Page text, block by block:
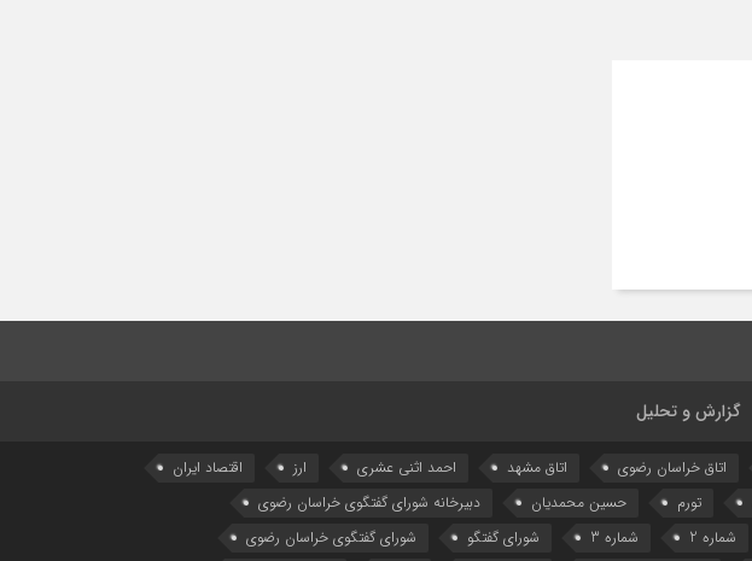
گزارش و تحلیل
اتاق خراسان رضوی اتاق مشهد احمد اثنی عشری ارز
اقتصاد ایران
تورم حسین محمدیان
دبیرخانه شورای گفتگوی خراسان رضوی
شماره 2 شماره 3 شورای گفتگو
شورای گفتگوی خراسان رضوی